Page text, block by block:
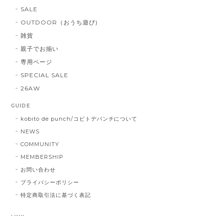
SALE
OUTDOOR（おうち遊び)
雑貨
親子でお揃い
専用ページ
SPECIAL SALE
26AW
GUIDE
kobito de punch/コビトデパンチについて
NEWS
COMMUNITY
MEMBERSHIP
お問い合わせ
プライバシーポリシー
特定商取引法に基づく表記